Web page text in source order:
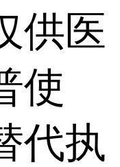
供医
使
代执